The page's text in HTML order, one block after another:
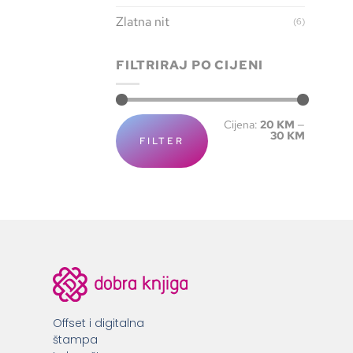
Zlatna nit (6)
FILTRIRAJ PO CIJENI
FILTER
Cijena: 20 KM —
30 KM
Offset i digitalna
štampa